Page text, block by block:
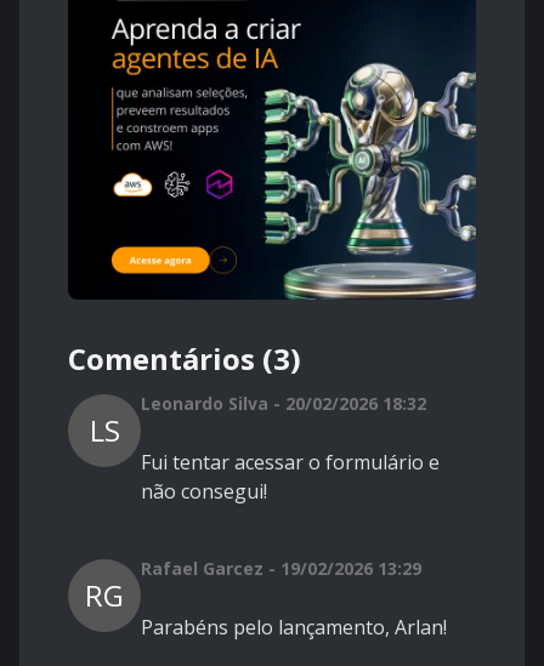
Comentários (3)
LS
Leonardo Silva - 20/02/2026 18:32
Fui tentar acessar o formulário e
não consegui!
RG
Rafael Garcez - 19/02/2026 13:29
Parabéns pelo lançamento, Arlan!